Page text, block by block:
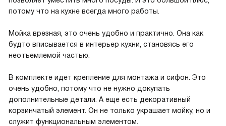
потому что на кухне всегда много работы.
Мойка врезная, это очень удобно и практично. Она как
будто вписывается в интерьер кухни, становясь его
неотъемлемой частью.
В комплекте идет крепление для монтажа и сифон. Это
очень удобно, потому что не нужно докупать
дополнительные детали. А еще есть декоративный
корзинчатый элемент. Он не только украшает мойку, но и
служит функциональным элементом.